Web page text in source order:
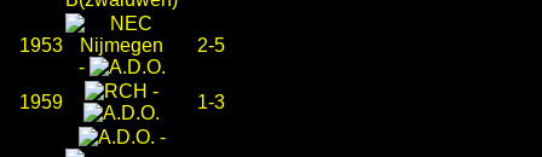
1953
-
2-5
1959
-
1-3
-